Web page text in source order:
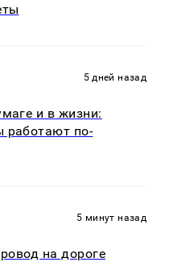
5 дней назад
и в жизни:
работают по-
5 минут назад
на дороге